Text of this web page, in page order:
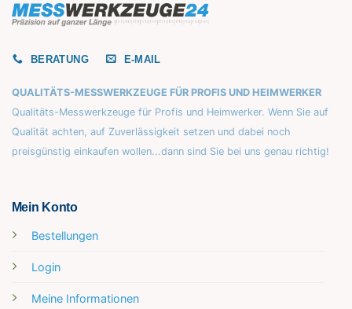
BERATUNG E-MAIL
QUALITÄTS-MESSWERKZEUGE FÜR PROFIS UND HEIMWERKER
Qualitäts-Messwerkzeuge für Profis und Heimwerker. Wenn Sie auf
Qualität achten, auf Zuverlässigkeit setzen und dabei noch
preisgünstig einkaufen wollen...dann sind Sie bei uns genau richtig!
Mein Konto
Bestellungen
Login
Meine Informationen